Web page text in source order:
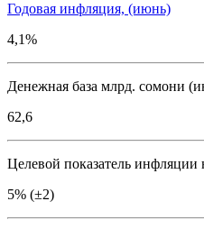
Годовая инфляция, (июнь)
4,1%
Денежная база млрд. сомони
62,6
Целевой показатель
5% (±2)